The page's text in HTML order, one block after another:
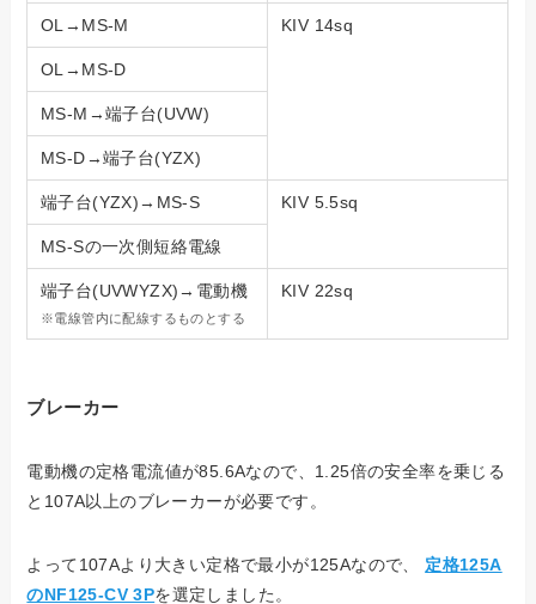
OL→MS-M KIV 14sq
OL→MS-D
MS-M→端子台(UVW)
MS-D→端子台(YZX)
端子台(YZX)→MS-S KIV 5.5sq
MS-Sの一次側短絡電線
端子台(UVWYZX)→電動機
※電線管内に配線するものとする
KIV 22sq
ブレーカー
電動機の定格電流値が85.6Aなので、1.25倍の安全率を乗じる
と107A以上のブレーカーが必要です。
よって107Aより大きい定格で最小が125Aなので、 定格125A
のNF125-CV 3Pを選定しました。